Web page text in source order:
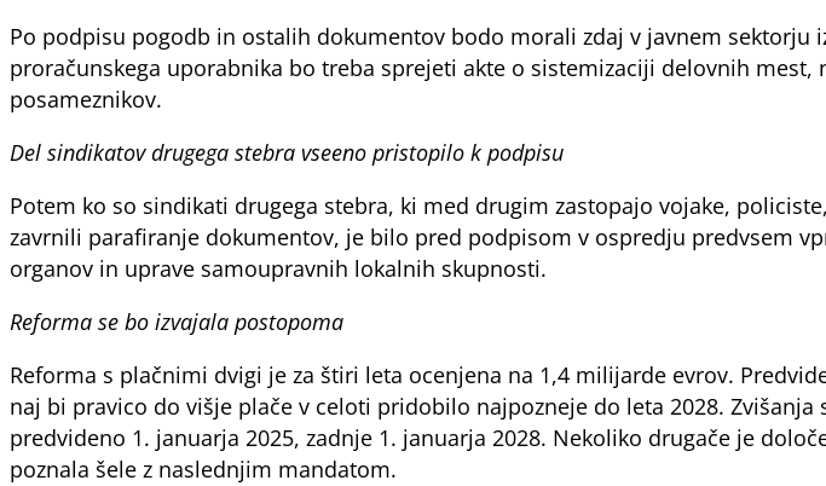
Po podpisu pogodb in ostalih dokumentov bodo morali zdaj v javnem sektorju
proračunskega uporabnika bo treba sprejeti akte o sistemizaciji delovnih
posameznikov.
Del sindikatov drugega stebra vseeno pristopilo k podpisu
Potem ko so sindikati drugega stebra, ki med drugim zastopajo vojake,
zavrnili parafiranje dokumentov, je bilo pred podpisom v ospredju predvsem
organov in uprave samoupravnih lokalnih skupnosti.
Reforma se bo izvajala postopoma
Reforma s plačnimi dvigi je za štiri leta ocenjena na 1,4 milijarde evrov.
naj bi pravico do višje plače v celoti pridobilo najpozneje do leta 2028.
predvideno 1. januarja 2025, zadnje 1. januarja 2028. Nekoliko drugače je
poznala šele z naslednjim mandatom.